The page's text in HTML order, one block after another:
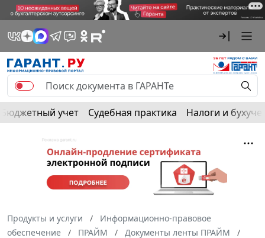
Бюджетный учет Судебная практика Налоги и
Продукты и услуги
Информационно-правовое
обеспечение
ПРАЙМ
Документы ленты ПРАЙМ